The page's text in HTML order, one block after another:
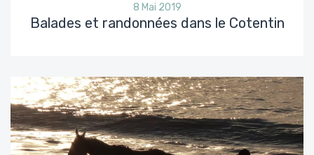
8 Mai 2019
Balades et randonnées dans le Cotentin